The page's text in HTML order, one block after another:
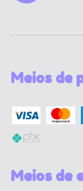
Meios de
Meios de